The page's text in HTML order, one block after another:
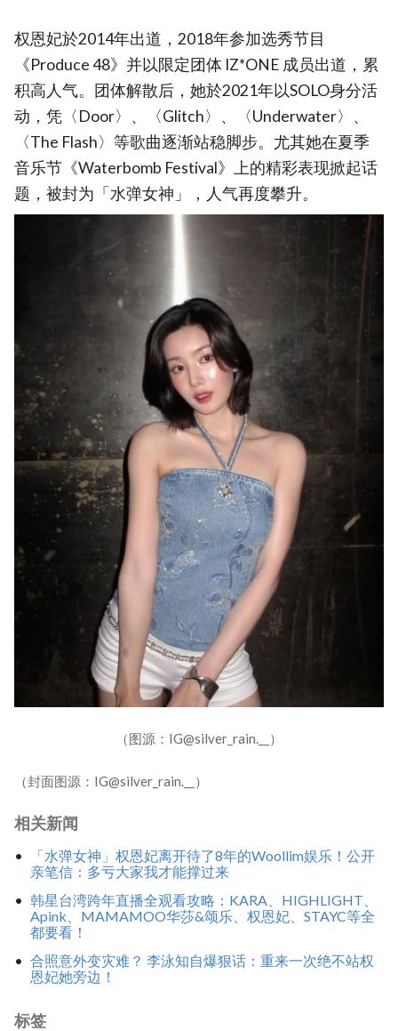
权恩妃於2014年出道，2018年参加选秀节目
《Produce 48》并以限定团体 IZ*ONE 成员出道，累
积高人气。团体解散后，她於2021年以SOLO身分活
动，凭〈Door〉、〈Glitch〉、〈Underwater〉、
〈The Flash〉等歌曲逐渐站稳脚步。尤其她在夏季
音乐节《Waterbomb Festival》上的精彩表现掀起话
题，被封为「水弹女神」，人气再度攀升。
（图源：IG@silver_rain.__）
（封面图源：IG@silver_rain.__）
相关新闻
「水弹女神」权恩妃离开待了8年的Woollim娱乐！公开
亲笔信：多亏大家我才能撑过来
韩星台湾跨年直播全观看攻略：KARA、HIGHLIGHT、
Apink、MAMAMOO华莎&颂乐、权恩妃、STAYC等全
都要看！
合照意外变灾难？ 李泳知自爆狠话：重来一次绝不站权
恩妃她旁边！
标签